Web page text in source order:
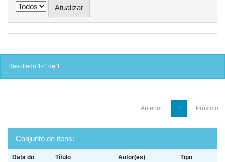
Resultado 1-1 de 1.
Anterior 1 Próximo
Conjunto de itens:
Data do
Título Autor(es) Tipo